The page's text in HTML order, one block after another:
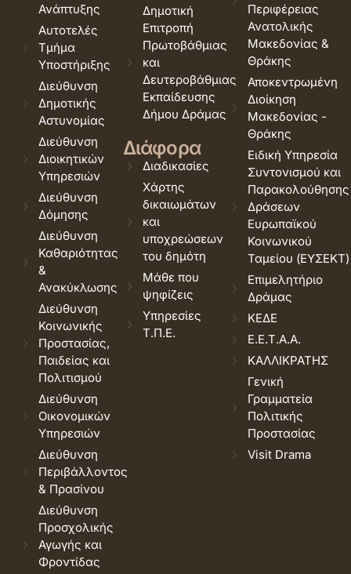
Ανάπτυξης
Αυτοτελές
Τμήμα
Υποστήριξης
Διεύθυνση
Δημοτικής
Αστυνομίας
Διεύθυνση
Διοικητικών
Υπηρεσιών
Διεύθυνση
Δόμησης
Διεύθυνση
Καθαριότητας
&
Ανακύκλωσης
Διεύθυνση
Κοινωνικής
Προστασίας,
Παιδείας και
Πολιτισμού
Διεύθυνση
Οικονομικών
Υπηρεσιών
Διεύθυνση
Περιβάλλοντος
& Πρασίνου
Διεύθυνση
Προσχολικής
Αγωγής και
Φροντίδας
Δημοτική
Επιτροπή
Πρωτοβάθμιας
και
Δευτεροβάθμιας
Εκπαίδευσης
Δήμου Δράμας
Διάφορα
Διαδικασίες
Χάρτης
δικαιωμάτων
και
υποχρεώσεων
του δημότη
Μάθε που
ψηφίζεις
Υπηρεσίες
Τ.Π.Ε.
Περιφέρειας
Ανατολικής
Μακεδονίας &
Θράκης
Αποκεντρωμένη
Διοίκηση
Μακεδονίας -
Θράκης
Ειδική Υπηρεσία
Συντονισμού και
Παρακολούθησης
Δράσεων
Ευρωπαϊκού
Κοινωνικού
Ταμείου (ΕΥΣΕΚΤ)
Επιμελητήριο
Δράμας
ΚΕΔΕ
Ε.Ε.Τ.Α.Α.
ΚΑΛΛΙΚΡΑΤΗΣ
Γενική
Γραμματεία
Πολιτικής
Προστασίας
Visit Drama